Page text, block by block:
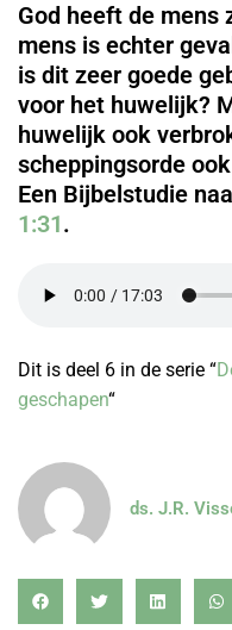
God heeft de mens
mens is echter
is dit zeer goede
voor het huwelijk?
huwelijk ook
scheppingsorde
Een Bijbelstudie
1:31.
Dit is deel 6 in de serie “
geschapen“
ds. J.R.